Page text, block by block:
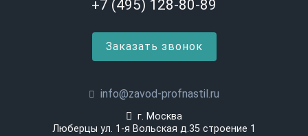
+7 (495) 128-80-89
Заказать звонок
info@zavod-profnastil.ru
г. Москва
Люберцы ул. 1-я Вольская д.35 строение 1